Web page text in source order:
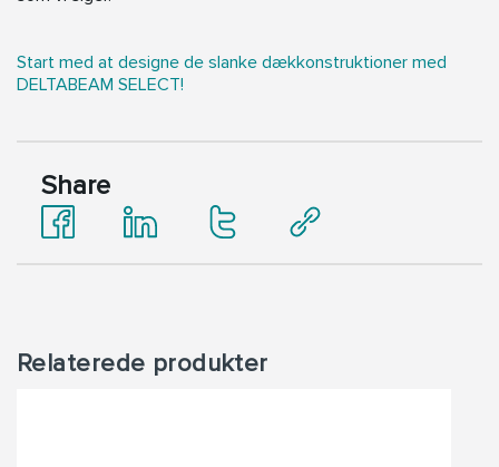
Start med at designe de slanke dækkonstruktioner med
DELTABEAM SELECT!
Share
Relaterede produkter